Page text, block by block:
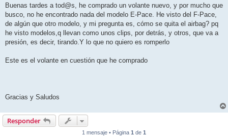
n
a
j
s
i
e
Buenas tardes a tod@s, he comprado un volante nuevo, y por mucho que
busco, no he encontrado nada del modelo E-Pace. He visto del F-Pace,
de algún que otro modelo, y mi pregunta es, cómo se quita el airbag? pq
he visto modelos,q llevan como unos clips, por detrás, y otros, que va a
presión, es decir, tirando.Y lo que no quiero es romperlo
Este es el volante en cuestión que he comprado
Gracias y Saludos
Responder
1 mensaje • Página 1 de 1